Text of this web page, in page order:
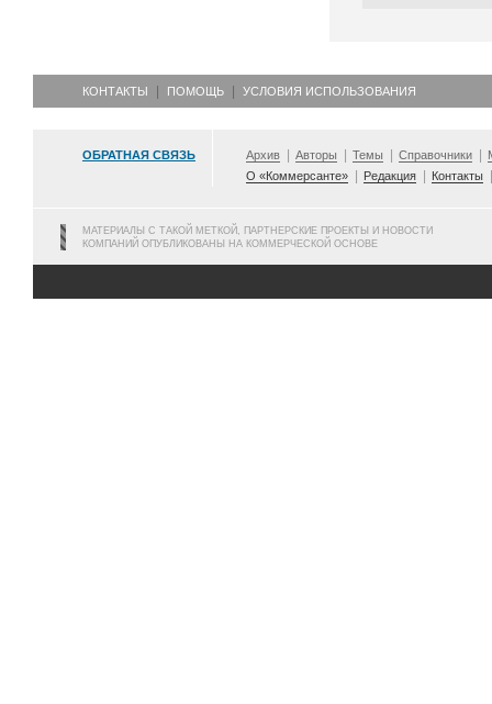
КОНТАКТЫ ПОМОЩЬ УСЛОВИЯ ИСПОЛЬЗОВАНИЯ
ОБРАТНАЯ СВЯЗЬ Архив Авторы Темы Справочники
О «Коммерсанте»
Редакция Контакты
МАТЕРИАЛЫ С ТАКОЙ МЕТКОЙ, ПАРТНЕРСКИЕ ПРОЕКТЫ И НОВОСТИ
КОМПАНИЙ ОПУБЛИКОВАНЫ НА КОММЕРЧЕСКОЙ ОСНОВЕ